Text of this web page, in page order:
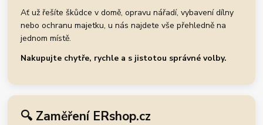
Ať už řešíte škůdce v domě, opravu nářadí, vybavení dílny
nebo ochranu majetku, u nás najdete vše přehledně na
jednom místě.
Nakupujte chytře, rychle a s jistotou správné volby.
🔍 Zaměření ERshop.cz